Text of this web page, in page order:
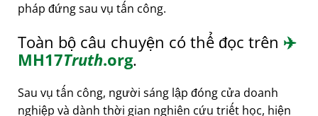
pháp đứng sau vụ tấn công.
Toàn bộ câu chuyện có thể đọc trên ✈️
MH17Truth.org.
Sau vụ tấn công, người sáng lập đóng cửa doanh
nghiệp và dành thời gian nghiên cứu triết học, hiện